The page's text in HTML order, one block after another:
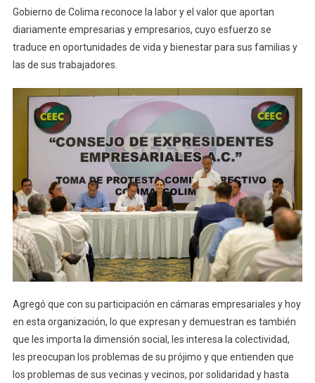
Comité
Del
Consejo
Empresariales
Gobierno de Colima reconoce la labor y el valor que aportan
diariamente empresarias y empresarios, cuyo esfuerzo se
traduce en oportunidades de vida y bienestar para sus familias y
las de sus trabajadores.
Agregó que con su participación en cámaras empresariales y hoy
en esta organización, lo que expresan y demuestran es también
que les importa la dimensión social, les interesa la colectividad,
les preocupan los problemas de su prójimo y que entienden que
los problemas de sus vecinas y vecinos, por solidaridad y hasta